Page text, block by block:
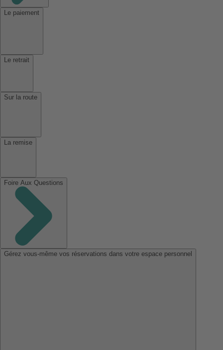
Le paiement
Le retrait
Sur la route
La remise
Foire Aux Questions
Gérez vous-même vos réservations dans votre espace personnel